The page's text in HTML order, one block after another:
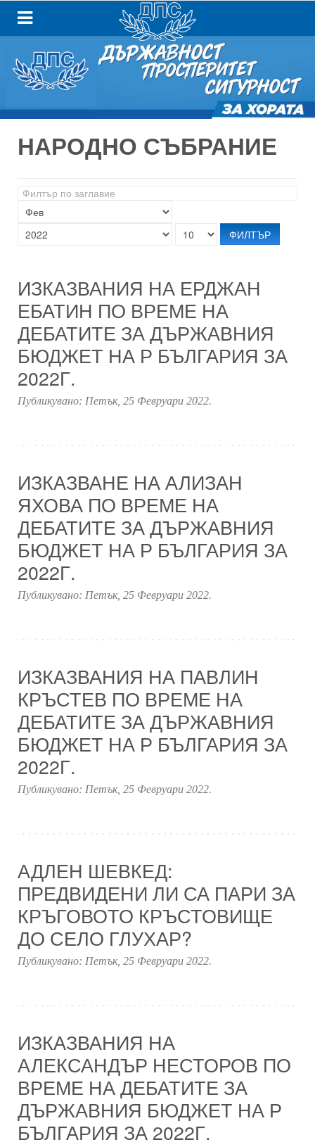
НАРОДНО СЪБРАНИЕ
Филтър
по
заглавие
ФИЛТЪР
ИЗКАЗВАНИЯ НА ЕРДЖАН
ЕБАТИН ПО ВРЕМЕ НА
ДЕБАТИТЕ ЗА ДЪРЖАВНИЯ
БЮДЖЕТ НА Р БЪЛГАРИЯ ЗА
2022Г.
Публикувано: Петък, 25 Февруари 2022.
ИЗКАЗВАНЕ НА АЛИЗАН
ЯХОВА ПО ВРЕМЕ НА
ДЕБАТИТЕ ЗА ДЪРЖАВНИЯ
БЮДЖЕТ НА Р БЪЛГАРИЯ ЗА
2022Г.
Публикувано: Петък, 25 Февруари 2022.
ИЗКАЗВАНИЯ НА ПАВЛИН
КРЪСТЕВ ПО ВРЕМЕ НА
ДЕБАТИТЕ ЗА ДЪРЖАВНИЯ
БЮДЖЕТ НА Р БЪЛГАРИЯ ЗА
2022Г.
Публикувано: Петък, 25 Февруари 2022.
АДЛЕН ШЕВКЕД:
ПРЕДВИДЕНИ ЛИ СА ПАРИ ЗА
КРЪГОВОТО КРЪСТОВИЩЕ
ДО СЕЛО ГЛУХАР?
Публикувано: Петък, 25 Февруари 2022.
ИЗКАЗВАНИЯ НА
АЛЕКСАНДЪР НЕСТОРОВ ПО
ВРЕМЕ НА ДЕБАТИТЕ ЗА
ДЪРЖАВНИЯ БЮДЖЕТ НА Р
БЪЛГАРИЯ ЗА 2022Г.